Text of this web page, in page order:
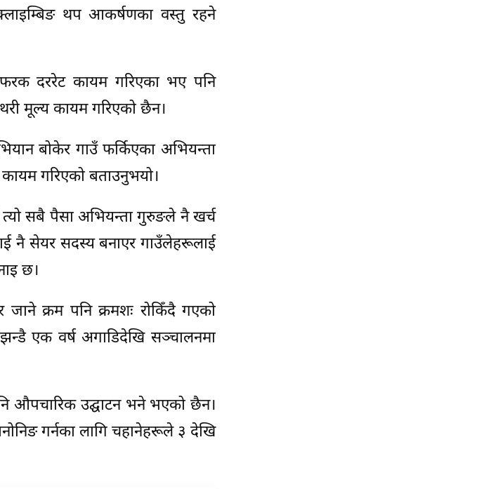
थप आकर्षणका वस्तु रहने
दररेट कायम गरिएका भए पनि
मूल्य कायम गरिएको छैन।
बोकेर गाउँ फर्किएका अभियन्ता
गरिएको बताउनुभयो।
सबै पैसा अभियन्ता गुरुङले नै खर्च
नै सेयर सदस्य बनाएर गाउँलेहरूलाई
छ।
जाने क्रम पनि क्रमशः रोकिँदै गएको
झन्डै एक वर्ष अगाडिदेखि सञ्चालनमा
औपचारिक उद्घाटन भने भएको छैन।
गर्नका लागि चहानेहरूले ३ देखि